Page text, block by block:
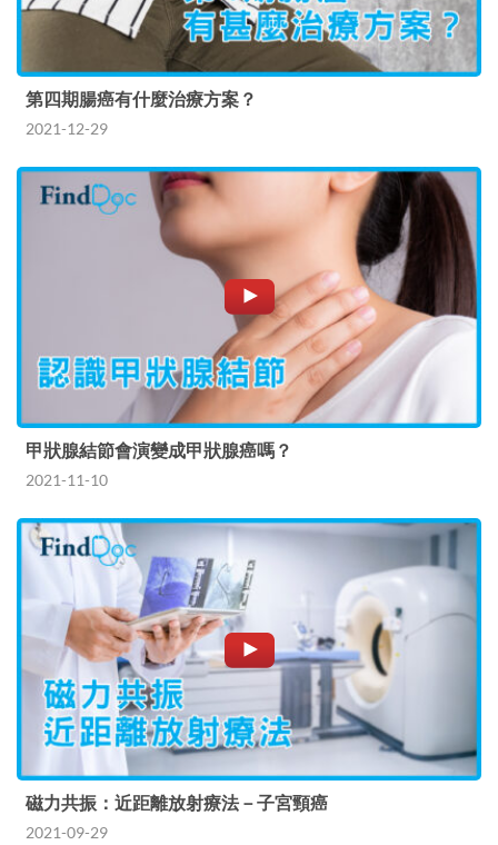
第四期腸癌有什麼治療方案？
2021-12-29
甲狀腺結節會演變成甲狀腺癌嗎？
2021-11-10
磁力共振：近距離放射療法－子宮頸癌
2021-09-29